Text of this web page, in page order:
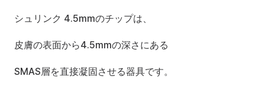
シュリンク 4.5mmのチップは、
皮膚の表面から4.5mmの深さにある
SMAS層を直接凝固させる器具です。